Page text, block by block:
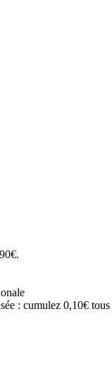
: cumulez 0,10€